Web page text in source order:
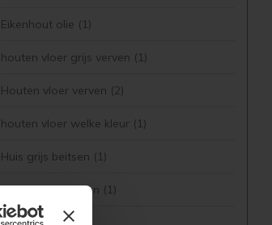
Eikenhout olie (1)
houten vloer grijs verven (1)
Houten vloer verven (2)
houten vloer welke kleur (1)
Huis grijs beitsen (1)
Huis zwart beitsen (1)